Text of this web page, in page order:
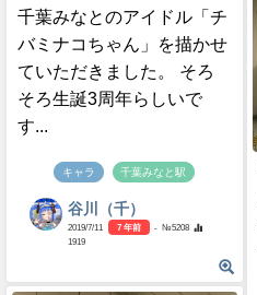
千葉みなとのアイドル「チ
バミナコちゃん」を描かせ
ていただきました。 そろ
そろ生誕3周年らしいで
す...
キャラ 千葉みなと駅
谷川（千）
2019/7/11 7 年前
- №5208
1919